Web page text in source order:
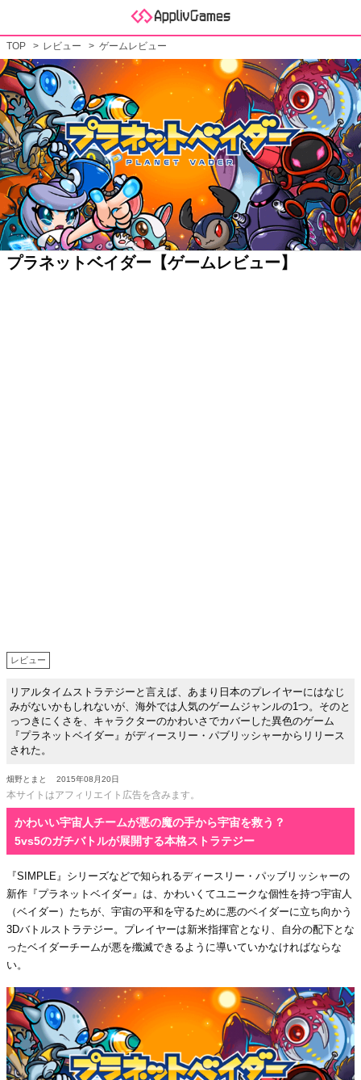
TOP レビュー ゲームレビュー
プラネットベイダー【ゲームレビュー】
レビュー
リアルタイムストラテジーと言えば、あまり日本のプレイヤーにはなじ
みがないかもしれないが、海外では人気のゲームジャンルの1つ。そのと
っつきにくさを、キャラクターのかわいさでカバーした異色のゲーム
『プラネットベイダー』がディースリー・パブリッシャーからリリース
された。
畑野とまと 2015年08月20日
本サイトはアフィリエイト広告を含みます。
かわいい宇宙人チームが悪の魔の手から宇宙を救う？
5vs5のガチバトルが展開する本格ストラテジー
『SIMPLE』シリーズなどで知られるディースリー・パッブリッシャーの
新作『プラネットベイダー』は、かわいくてユニークな個性を持つ宇宙人
（ベイダー）たちが、宇宙の平和を守るために悪のベイダーに立ち向かう
3Dバトルストラテジー。プレイヤーは新米指揮官となり、自分の配下とな
ったベイダーチームが悪を殲滅できるように導いていかなければならな
い。